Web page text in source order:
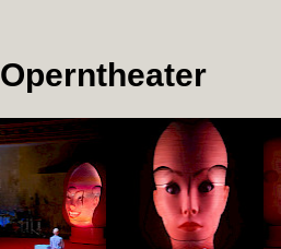
Operntheater